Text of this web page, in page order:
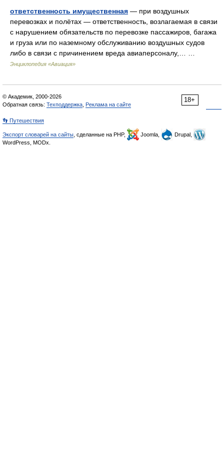
ответственность имущественная — при воздушных
перевозках и полётах — ответственность, возлагаемая в связи
с нарушением обязательств по перевозке пассажиров, багажа
и груза или по наземному обслуживанию воздушных судов
либо в связи с причинением вреда авиаперсоналу,… …
Энциклопедия «Авиация»
18+
© Академик, 2000-2026
Обратная связь: Техподдержка Реклама на сайте
👣 Путешествия
Экспорт словарей на сайты , сделанные на PHP, Joomla,
Drupal,
WordPress, MODx.